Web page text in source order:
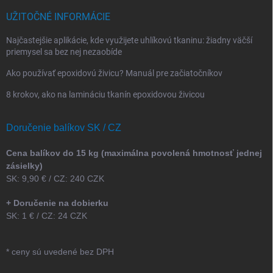
UŽITOČNÉ INFORMÁCIE
Najčastejšie aplikácie, kde využijete uhlíkovú tkaninu: žiadny väčší
priemysel sa bez nej nezaobíde
Ako používať epoxidovú živicu? Manuál pre začiatočníkov
8 krokov, ako na lamináciu tkanín epoxidovou živicou
Doručenie balíkov SK / CZ
Cena balíkov do 15 kg (maximálna povolená hmotnosť jednej
zásielky)
SK: 9,90 € / CZ: 240 CZK
+ Doručenie na dobierku
SK: 1 € / CZ: 24 CZK
* ceny sú uvedené bez DPH